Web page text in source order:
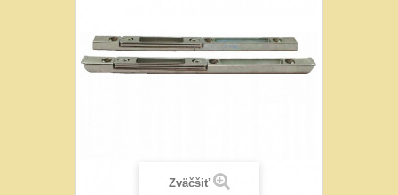
Zväčšiť